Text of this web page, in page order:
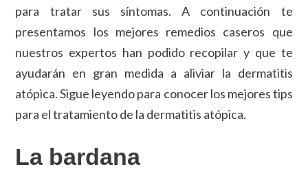
para tratar sus síntomas. A continuación te
presentamos los mejores remedios caseros que
nuestros expertos han podido recopilar y que te
ayudarán en gran medida a aliviar la dermatitis
atópica. Sigue leyendo para conocer los mejores tips
para el tratamiento de la dermatitis atópica.
La bardana